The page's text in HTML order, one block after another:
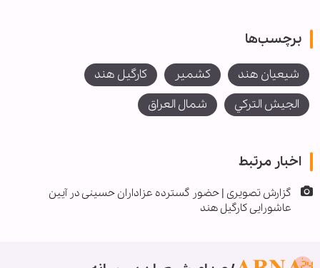
برچسب‌ها
شیعیان هند کشمیر
کارگیل هند
الجيش التركي
شمال العراق
اخبار مرتبط
گزارش تصویری | حضور گسترده عزاداران حسینی در آیین
عاشورایی کارگیل هند